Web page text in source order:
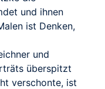
und ihnen
ist Denken,
und
überspitzt
verschonte, ist